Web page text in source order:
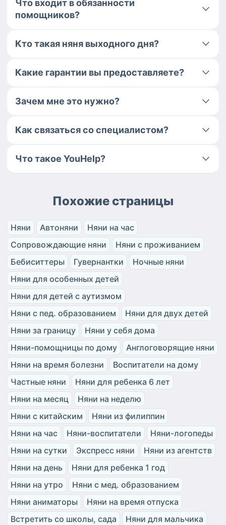
Что входит в обязанности
помощников?
Кто такая няня выходного дня?
Какие гарантии вы предоставляете?
Зачем мне это нужно?
Как связаться со специалистом?
Что такое YouHelp?
Похожие страницы
Няни Автоняни
Няни на час
Сопровождающие няни
Няни с проживанием
Бебиситтеры
Гувернантки
Ночные няни
Няни для особенных детей
Няни для детей с аутизмом
Няни с пед. образованием
Няни для двух детей
Няни за границу
Няни у себя дома
Няни-помощницы по дому
Англоговорящие няни
Няни на время болезни
Воспитатели на дому
Частные няни
Няни для ребенка 6 лет
Няни на месяц
Няни на неделю
Няни с китайским
Няни из филиппин
Няни на час
Няни-воспитатели
Няни-логопеды
Няни на сутки
Экспресс няни
Няни из агентств
Няни на день
Няни для ребенка 1 год
Няни на утро
Няни с мед. образованием
Няни аниматоры
Няни на время отпуска
Встретить со школы, сада
Няни для мальчика